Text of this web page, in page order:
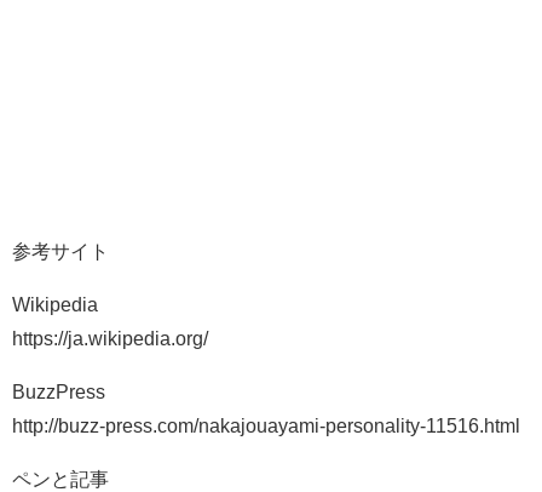
参考サイト
Wikipedia
https://ja.wikipedia.org/
BuzzPress
http://buzz-press.com/nakajouayami-personality-11516.html
ペンと記事